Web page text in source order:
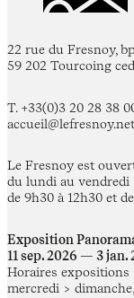
22 rue du Fresnoy,
59 202 Tourcoing
T. +33(0)3 20 28 38
accueil@lefresnoy.net
Le Fresnoy est
du lundi au vendredi
de 9h30 à 12h30 et
Exposition
11 sep. 2026 — 3 jan.
Horaires expositions
mercredi >